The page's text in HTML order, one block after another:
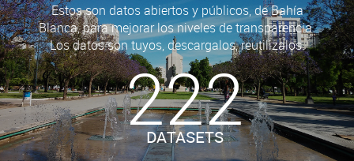
Estos son datos abiertos y públicos, de Bahía
Blanca, para mejorar los niveles de transparencia.
Los datos son tuyos, descargalos, reutilizalos.
222
DATASETS